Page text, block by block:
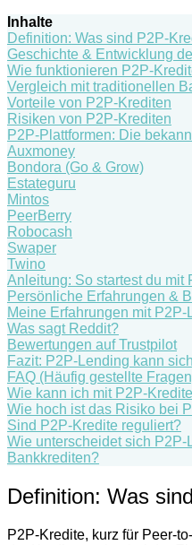
Inhalte
Definition: Was sind P2P-
Geschichte & Entwicklung
Wie funktionieren P2P-
Vergleich mit traditionellen
Vorteile von P2P-Krediten
Risiken von P2P-Krediten
P2P-Plattformen: Die
Auxmoney
Bondora (Go & Grow)
Estateguru
Mintos
PeerBerry
Robocash
Swaper
Twino
Anleitung: So startest du mit
Persönliche Erfahrungen &
Meine Erfahrungen mit P2P-
Was sagt Reddit?
Bewertungen auf Trustpilot
Fazit: P2P-Lending kann
FAQ (Häufig gestellte
Wie kann ich mit P2P-
Wie hoch ist das Risiko bei
Sind P2P-Kredite reguliert?
Wie unterscheidet sich
Bankkrediten?
Definition: Was
P2P-Kredite, kurz für Peer-